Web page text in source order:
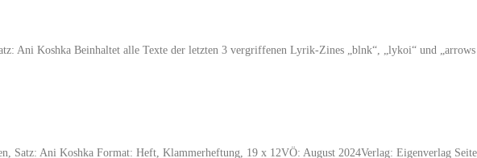
Ani Koshka Beinhaltet alle Texte der letzten 3 vergriffenen Lyrik-Zines „blnk“, „lykoi“ und
Satz: Ani Koshka Format: Heft, Klammerheftung, 19 x 12VÖ: August 2024Verlag: Eigenverlag